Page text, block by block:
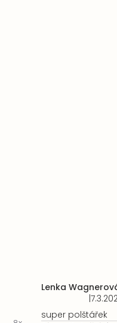
Lenka
produktu
super polštářek